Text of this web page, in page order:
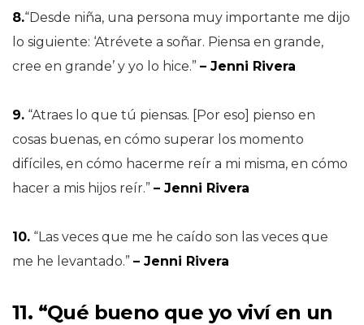
8.“Desde niña, una persona muy importante me dijo
lo siguiente: ‘Atrévete a soñar. Piensa en grande,
cree en grande’ y yo lo hice.” – Jenni Rivera
9. “Atraes lo que tú piensas. [Por eso] pienso en
cosas buenas, en cómo superar los momento
difíciles, en cómo hacerme reír a mi misma, en cómo
hacer a mis hijos reír.” – Jenni Rivera
10. “Las veces que me he caído son las veces que
me he levantado.” – Jenni Rivera
11. “Qué bueno que yo viví en un